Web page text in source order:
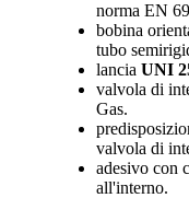
norma EN
bobina
tubo
lancia UNI
valvola di
Gas.
valvola di
adesivo con
all'interno.